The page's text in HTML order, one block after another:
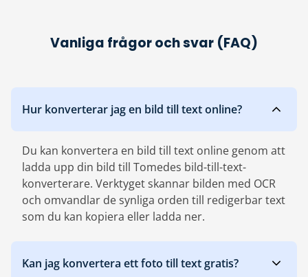
Vanliga frågor och svar (FAQ)
Hur konverterar jag en bild till text online?
Du kan konvertera en bild till text online genom att
ladda upp din bild till Tomedes bild-till-text-
konverterare. Verktyget skannar bilden med OCR
och omvandlar de synliga orden till redigerbar text
som du kan kopiera eller ladda ner.
Kan jag konvertera ett foto till text gratis?